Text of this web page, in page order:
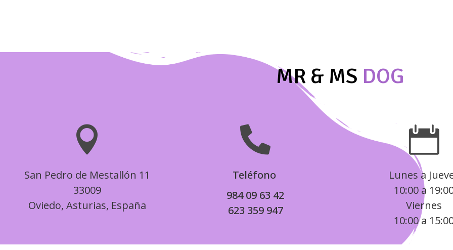
28,00 €
MR & MS DOG

San Pedro de Mestallón 11
33009
Oviedo, Asturias, España

Teléfono
984 09 63 42
623 359 947

Lunes a
10:00 a
Viernes
10:00 a